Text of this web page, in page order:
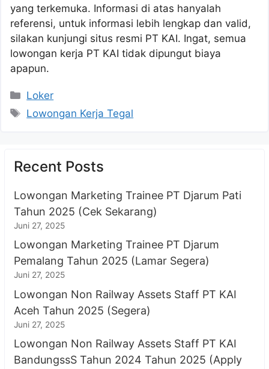
yang terkemuka. Informasi di atas hanyalah
referensi, untuk informasi lebih lengkap dan valid,
silakan kunjungi situs resmi PT KAI. Ingat, semua
lowongan kerja PT KAI tidak dipungut biaya
apapun.
Kategori
Loker
Tag
Lowongan Kerja Tegal
Recent Posts
Lowongan Marketing Trainee PT Djarum Pati
Tahun 2025 (Cek Sekarang)
Juni 27, 2025
Lowongan Marketing Trainee PT Djarum
Pemalang Tahun 2025 (Lamar Segera)
Juni 27, 2025
Lowongan Non Railway Assets Staff PT KAI
Aceh Tahun 2025 (Segera)
Juni 27, 2025
Lowongan Non Railway Assets Staff PT KAI
BandungssS Tahun 2024 Tahun 2025 (Apply